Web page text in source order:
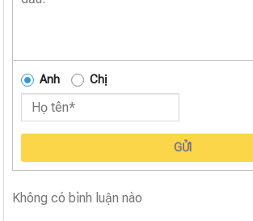
Anh Chị
GỬI
Không có bình luận nào